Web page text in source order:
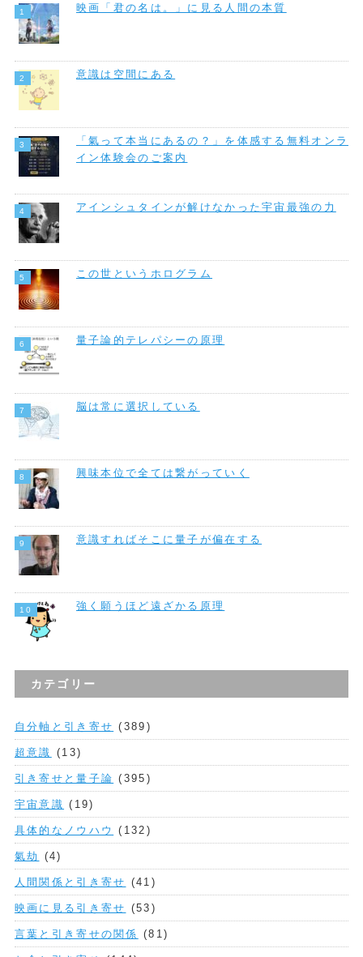
映画「君の名は。」に見る人間の本質
意識は空間にある
「氣って本当にあるの？」を体感する無料オンラ
イン体験会のご案内
アインシュタインが解けなかった宇宙最強の力
この世というホログラム
量子論的テレパシーの原理
脳は常に選択している
興味本位で全ては繋がっていく
意識すればそこに量子が偏在する
強く願うほど遠ざかる原理
カテゴリー
自分軸と引き寄せ (389)
超意識 (13)
引き寄せと量子論 (395)
宇宙意識 (19)
具体的なノウハウ (132)
氣劫 (4)
人間関係と引き寄せ (41)
映画に見る引き寄せ (53)
言葉と引き寄せの関係 (81)